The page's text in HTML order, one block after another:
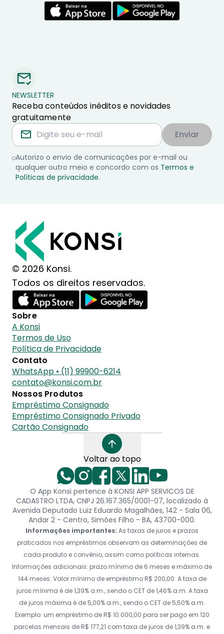
NEWSLETTER
Receba conteúdos inéditos e novidades
gratuitamente
Enviar
Autorizo o envio de comunicações por e-mail ou
qualquer outro meio e concordo com os Termos e
Políticas de privacidade.
© 2026 Konsi.
Todos os direitos reservados.
Sobre
A Konsi
Termos de Uso
Política de Privacidade
Contato
WhatsApp • (11) 99900-6214
contato@konsi.com.br
Nossos Produtos
Empréstimo Consignado
Empréstimo Consignado Privado
Cartão Consignado
Voltar ao topo
O App Konsi pertence à KONSI APP SERVICOS DE
CADASTRO LTDA, CNPJ 26.167.365/0001-07, localizado à
Avenida Deputado Luiz Eduardo Magalhães, 142 - Sala 06,
Andar 2 - Centro, Simões Filho - BA, 43700-000.
Informações importantes: As taxas de juros e prazos
praticados nos empréstimos observam as determinações de
cada produto e convênio, assim como políticas internas.
Informações adicionais: prazo mínimo de 6 meses e máximo de
144 meses. Valor mínimo de empréstimo R$ 200,00. A taxa de
juros mínima é de 1,39% a.m., sendo o CET de 1,46% a.m. A taxa
de juros máxima é de 5,00% a.m., sendo o CET de 5,50% a.m.
Exemplo: um empréstimo de R$ 10.000,00 para ser pago em 120
parcelas mensais de R$ 177,21 com taxa de juros de 1,39% a.m. e